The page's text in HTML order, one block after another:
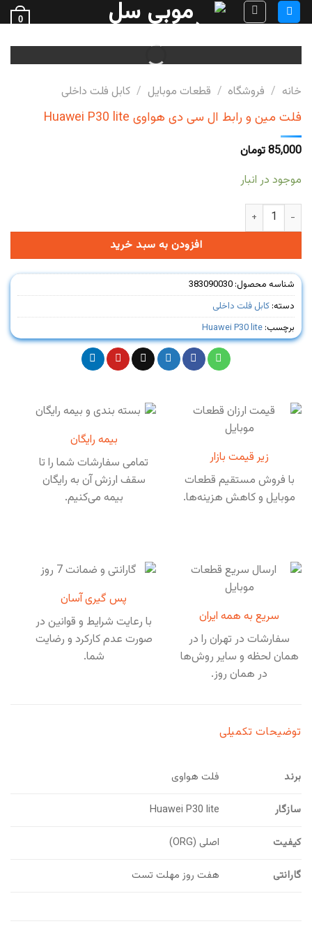
Skip
to
content
0
خانه / فروشگاه / قطعات موبایل / کابل فلت داخلی
فلت مین و رابط ال سی دی هواوی Huawei P30 lite
85,000تومان
موجود در انبار
فلت مین و رابط ال سی دی هواوی Huawei P30 lite عدد
افزودن به سبد خرید
شناسه محصول: 383090030
دسته: کابل فلت داخلی
برچسب: Huawei P30 lite
زیر قیمت بازار
با فروش مستقیم قطعات
موبایل و کاهش هزینه‌ها.
بیمه رایگان
تمامی سفارشات شما را تا
سقف ارزش آن به رایگان
بیمه می‌کنیم.
سریع به همه ایران
سفارشات در تهران را در
همان لحظه و سایر روش‌ها
در همان روز.
پس گیری آسان
با رعایت شرایط و قوانین در
صورت عدم کارکرد و رضایت
شما.
توضیحات تکمیلی
برند فلت هواوی
سازگار Huawei P30 lite
کیفیت اصلی (ORG)
گارانتی هفت روز مهلت تست